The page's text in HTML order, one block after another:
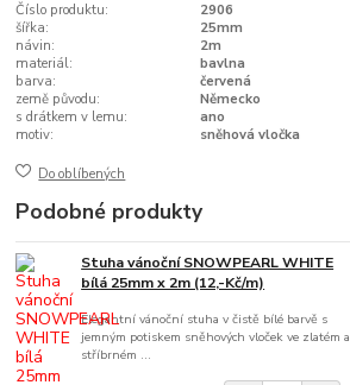
Číslo produktu:
2906
šířka:
25mm
návin:
2m
materiál:
bavlna
barva:
červená
země původu:
Německo
s drátkem v lemu:
ano
motiv:
sněhová vločka
Do oblíbených
Podobné produkty
Stuha vánoční SNOWPEARL WHITE
bílá 25mm x 2m (12,-Kč/m)
Elegantní vánoční stuha v čistě bílé barvě s
jemným potiskem sněhových vloček ve zlatém a
stříbrném ...